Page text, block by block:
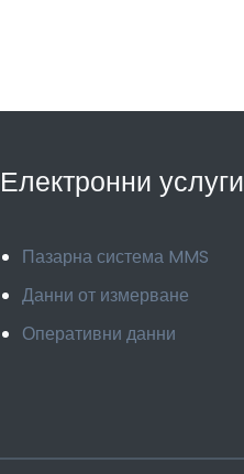
Електронни услуги
Пазарна система MMS
Данни от измерване
Оперативни данни